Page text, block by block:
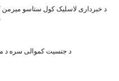
د خبرداری لاسلیک کول ستاسو
د جنسیت کموالی سره د